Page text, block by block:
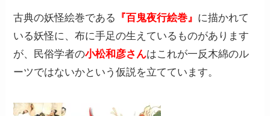
古典の妖怪絵巻である 『百鬼夜行絵巻』 に描かれて
いる妖怪に、布に手足の生えているものがあります
が、民俗学者の小松和彦さんはこれが一反木綿のル
ーツではないかという仮説を立てています。